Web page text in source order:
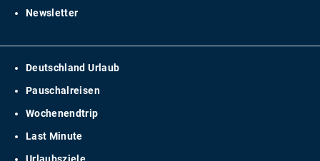
Newsletter
Deutschland Urlaub
Pauschalreisen
Wochenendtrip
Last Minute